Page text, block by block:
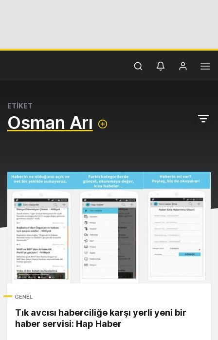
ETİKET
Osman Arı
GENEL
Tık avcısı haberciliğe karşı yerli yeni bir
haber servisi: Hap Haber